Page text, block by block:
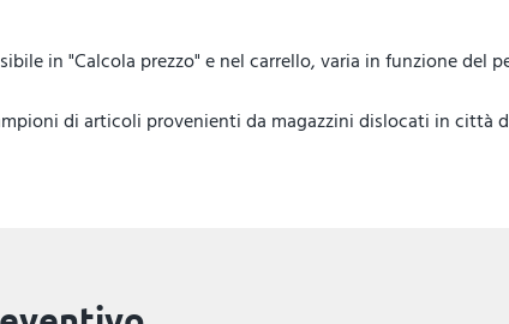
in "Calcola prezzo" e nel carrello, varia in funzione del
di articoli provenienti da magazzini dislocati in città